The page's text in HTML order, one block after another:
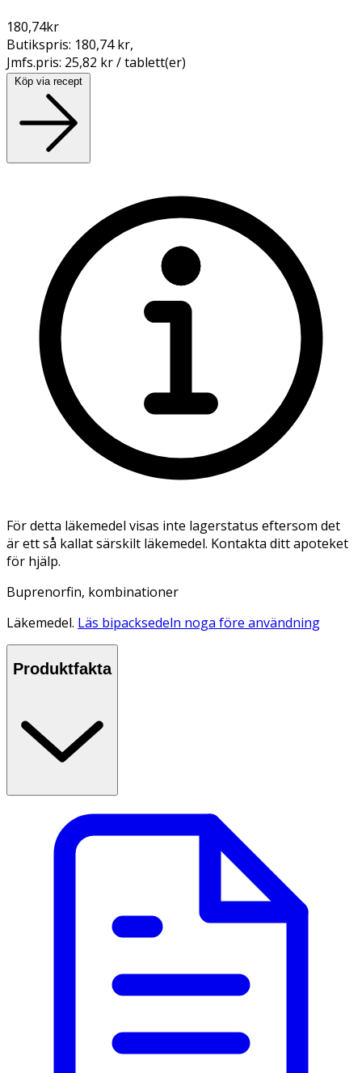
180,74kr
Butikspris: 180,74 kr,
Jmfs.pris: 25,82 kr / tablett(er)
Köp via recept
För detta läkemedel visas inte lagerstatus eftersom det
är ett så kallat särskilt läkemedel. Kontakta ditt apoteket
för hjälp.
Buprenorfin, kombinationer
Läkemedel. Läs bipacksedeln noga före användning
Produktfakta